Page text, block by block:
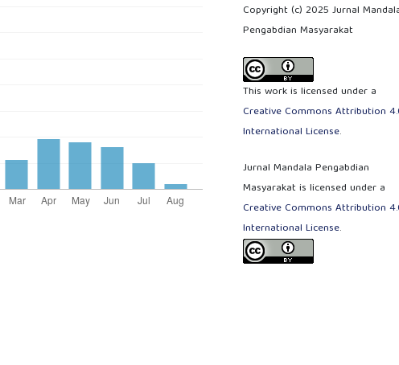
Copyright (c) 2025 Jurnal
Pengabdian Masyarakat
This work is licensed under a
Creative Commons Attribution
International License.
Jurnal Mandala Pengabdian
Masyarakat is licensed under a
Creative Commons Attribution
International License.